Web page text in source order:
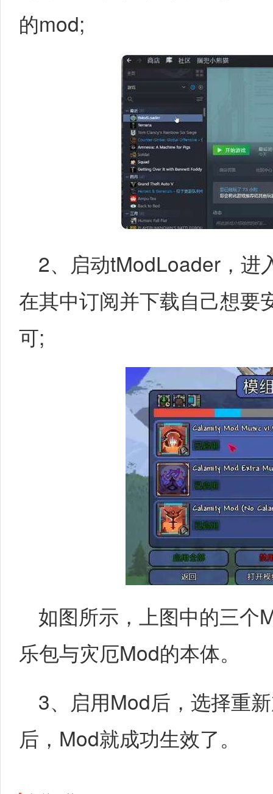
的mod;
2、启动tModLoader，进
在其中订阅并下载自己想要
可;
如图所示，上图中的三个
乐包与灾厄Mod的本体。
3、启用Mod后，选择重
后，Mod就成功生效了。